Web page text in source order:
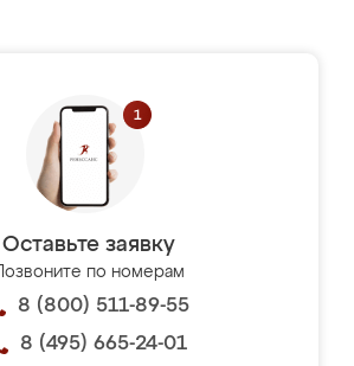
Оставьте заявку
Позвоните по номерам
8 (800) 511-89-55
8 (495) 665-24-01